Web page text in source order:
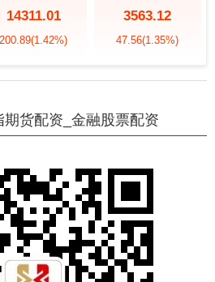
14311.01
200.89(1.42%)
3563.12
47.56(1.35%)
货配资_金融股票配资